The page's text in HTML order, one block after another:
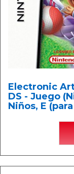
Electronic
DS - Juego
Niños, E